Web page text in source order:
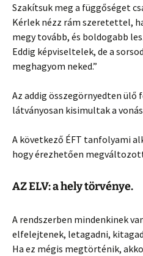
Szakítsuk meg a függőséget
Kérlek nézz rám szeretettel,
megy tovább, és boldogabb
Eddig képviseltelek, de a
meghagyom neked.”
Az addig összegörnyedten ülő
látványosan kisimultak a
A következő ÉFT tanfolyami
hogy érezhetően
AZ ELV: a hely törvénye.
A rendszerben mindenkinek
elfelejtenek, letagadni,
Ha ez mégis megtörténik,